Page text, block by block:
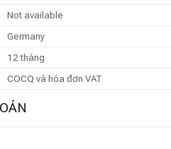
Not available
Germany
12 tháng
COCQ và hóa đơn VAT